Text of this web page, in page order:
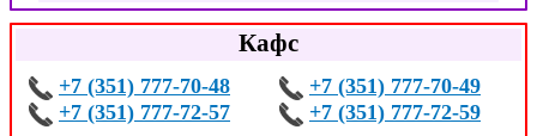
Кафс
+7 (351) 777-70-48
+7 (351) 777-70-49
+7 (351) 777-72-57
+7 (351) 777-72-59